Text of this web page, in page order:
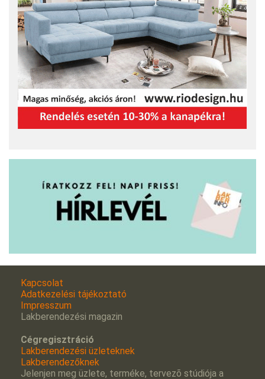
Kapcsolat
Adatkezelési tájékoztató
Impresszum
Lakberendezési magazin
Cégregisztráció
Lakberendezési üzleteknek
Lakberendezőknek
Jelenjen meg üzlete, terméke, tervezõ stúdiója a